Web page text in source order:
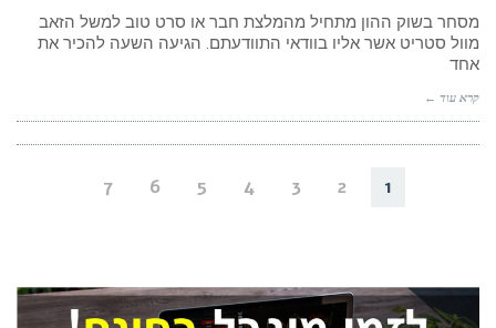
מסחר בשוק ההון מתחיל מהמלצת חבר או סרט טוב למשל הזאב
מוול סטריט אשר אליו בוודאי התוודעתם. הגיעה השעה להכיר את
אחד
קרא עוד ←
1
2
3
4
5
6
7